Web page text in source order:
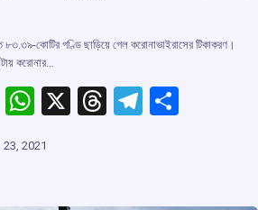
৮৩.৩৯-কোটির গণ্ডি ছাড়িয়ে গেল করোনাভাইরাসের টিকাকরণ।
করোনার…
F
W
at
X
T
T
23, 2021